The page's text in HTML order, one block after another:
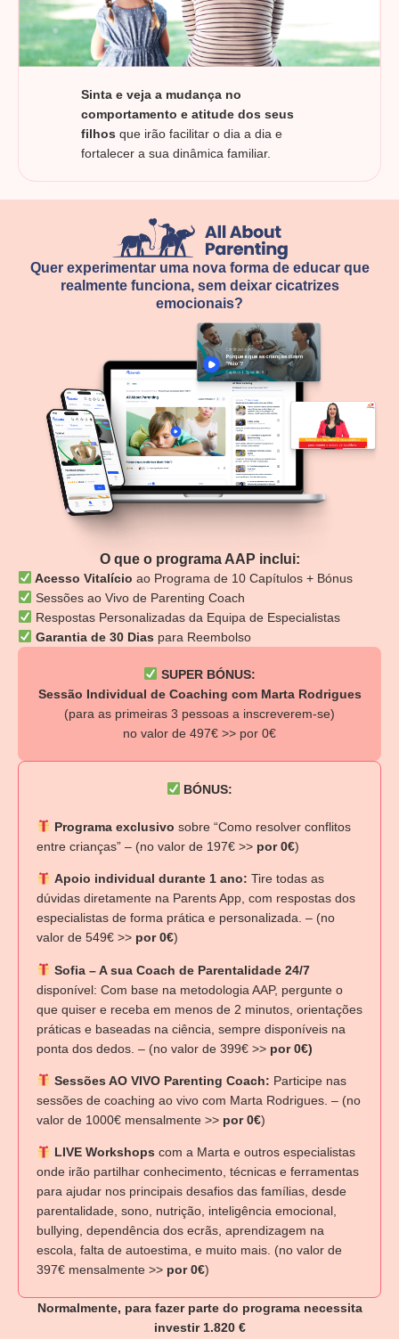
Sinta e veja a mudança no
comportamento e atitude dos seus
filhos que irão facilitar o dia a dia e
fortalecer a sua dinâmica familiar.
Quer experimentar uma nova forma de educar que
realmente funciona, sem deixar cicatrizes
emocionais?
O que o programa AAP inclui:
Acesso Vitalício ao Programa de 10 Capítulos + Bónus
Sessões ao Vivo de Parenting Coach
Respostas Personalizadas da Equipa de Especialistas
Garantia de 30 Dias para Reembolso
SUPER BÓNUS:
Sessão Individual de Coaching com Marta Rodrigues
(para as primeiras 3 pessoas a inscreverem-se)
no valor de 497€ >> por 0€
BÓNUS:
Programa exclusivo sobre “Como resolver conflitos
entre crianças” – (no valor de 197€ >> por 0€)
Apoio individual durante 1 ano: Tire todas as
dúvidas diretamente na Parents App, com respostas dos
especialistas de forma prática e personalizada. – (no
valor de 549€ >> por 0€)
Sofia – A sua Coach de Parentalidade 24/7
disponível: Com base na metodologia AAP, pergunte o
que quiser e receba em menos de 2 minutos, orientações
práticas e baseadas na ciência, sempre disponíveis na
ponta dos dedos. – (no valor de 399€ >> por 0€)
Sessões AO VIVO Parenting Coach: Participe nas
sessões de coaching ao vivo com Marta Rodrigues. – (no
valor de 1000€ mensalmente >> por 0€)
LIVE Workshops com a Marta e outros especialistas
onde irão partilhar conhecimento, técnicas e ferramentas
para ajudar nos principais desafios das famílias, desde
parentalidade, sono, nutrição, inteligência emocional,
bullying, dependência dos ecrãs, aprendizagem na
escola, falta de autoestima, e muito mais. (no valor de
397€ mensalmente >> por 0€)
Normalmente, para fazer parte do programa necessita
investir 1.820 €